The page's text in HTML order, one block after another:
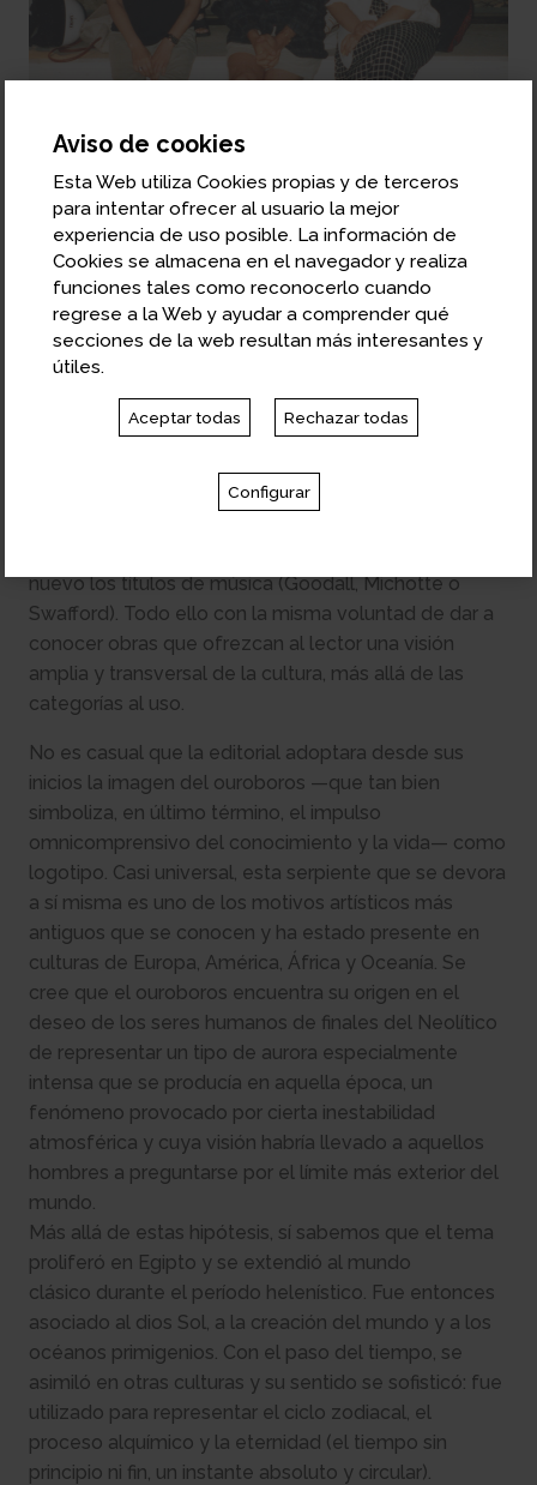
Anna Monjo, Marta Lorés, Olga Vilanova e Isabel Cruz
habían sido editoras de Antoni Bosch editor en años
anteriores. Año 1998
Actualmente, en el catálogo predominan los títulos
de economía (entendida en sentido amplio,
incluyendo desde Abundancia de Diamandis y Kotler
y List, pasando por obras de Singer y Sumption);
nuevo los títulos de música (Goodall, Michotte o
Swafford). Todo ello con la misma voluntad de dar a
conocer obras que ofrezcan al lector una visión
amplia y transversal de la cultura, más allá de las
categorías al uso.
No es casual que la editorial adoptara desde sus
inicios la imagen del ouroboros —que tan bien
simboliza, en último término, el impulso
omnicomprensivo del conocimiento y la vida— como
logotipo. Casi universal, esta serpiente que se devora
a sí misma es uno de los motivos artísticos más
antiguos que se conocen y ha estado presente en
culturas de Europa, América, África y Oceanía. Se
cree que el ouroboros encuentra su origen en el
deseo de los seres humanos de finales del Neolítico
de representar un tipo de aurora especialmente
intensa que se producía en aquella época, un
fenómeno provocado por cierta inestabilidad
atmosférica y cuya visión habría llevado a aquellos
hombres a preguntarse por el límite más exterior del
mundo.
Más allá de estas hipótesis, sí sabemos que el tema
proliferó en Egipto y se extendió al mundo
clásico durante el período helenístico. Fue entonces
asociado al dios Sol, a la creación del mundo y a los
océanos primigenios. Con el paso del tiempo, se
asimiló en otras culturas y su sentido se sofisticó: fue
utilizado para representar el ciclo zodiacal, el
proceso alquímico y la eternidad (el tiempo sin
principio ni fin, un instante absoluto y circular).
Aviso de cookies
Esta Web utiliza Cookies propias y de terceros
para intentar ofrecer al usuario la mejor
experiencia de uso posible. La información de
Cookies se almacena en el navegador y realiza
funciones tales como reconocerlo cuando
regrese a la Web y ayudar a comprender qué
secciones de la web resultan más interesantes y
útiles.
Aceptar todas Rechazar todas
Configurar